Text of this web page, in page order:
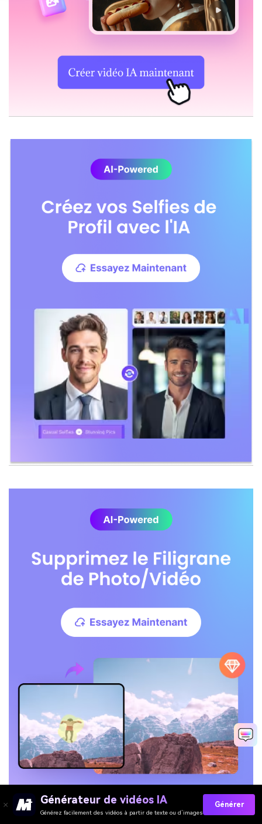
Générateur de vidéos IA
Générez facilement des vidéos à partir de texte ou d’images
Générer